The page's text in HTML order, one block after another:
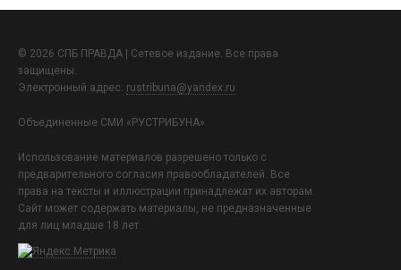
© 2026 СПБ ПРАВДА | Сетевое издание. Все права
защищены.
Электронный адрес: rustribuna@yandex.ru
Объединенные СМИ «РУСТРИБУНА»
Использование материалов разрешено только с
предварительного согласия правообладателей. Все
права на тексты и иллюстрации принадлежат их авторам.
Сайт может содержать материалы, не предназначенные
для лиц младше 18 лет.